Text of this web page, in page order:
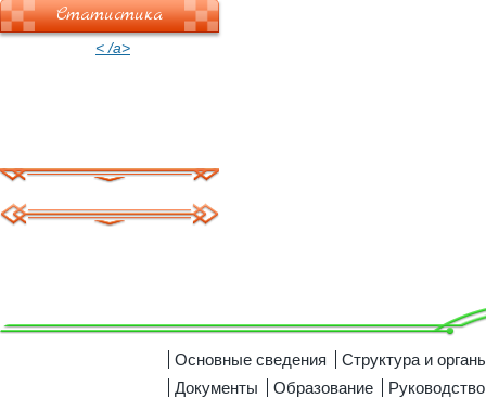
Статистика
< /a>
Основные сведения
Структура и
Документы
Образование
Руководство